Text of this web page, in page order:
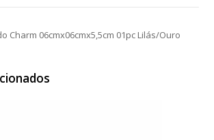
Charm 06cmx06cmx5,5cm 01pc Lilás/Ouro